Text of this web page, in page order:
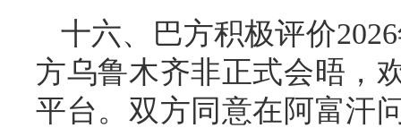
十六、巴方积极评价
方乌鲁木齐非正式会晤，
平台。双方同意在阿富汗